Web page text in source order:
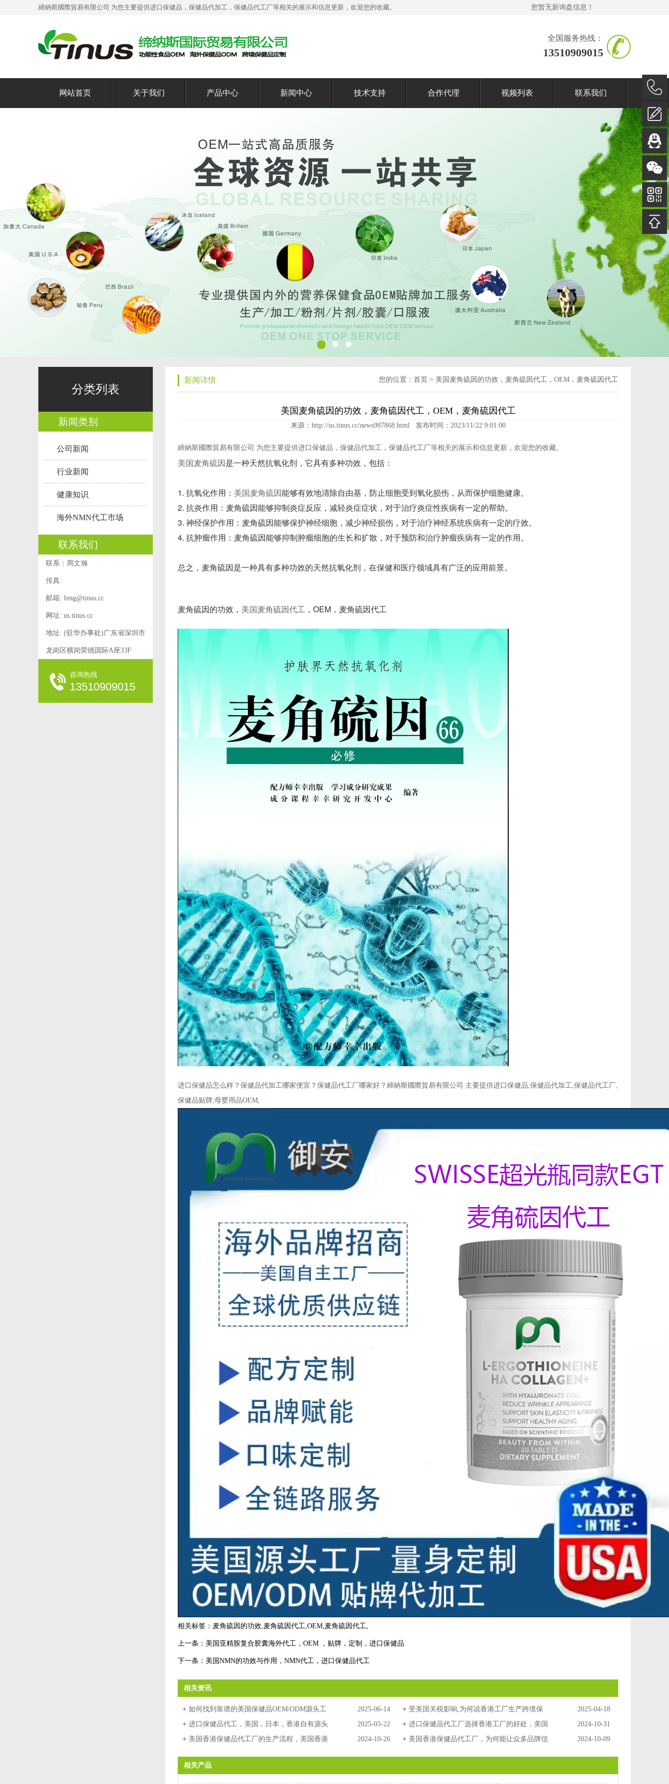
締納斯國際貿易有限公司 为您主要提供进口保健品 ，保健品代加工，保健品代工厂等相关的展示和信息更新，欢迎您的收藏。 您暂无新询盘信息！
全国服务热线：
13510909015
网站首页 关于我们 产品中心 新闻中心 技术支持 合作代理 视频列表 联系我们
分类列表
新闻类别
公司新闻
行业新闻
健康知识
海外NMN代工市场
联系我们
联系：周文瀚
传真:
邮箱: feng@tinus.cc
网址: us.tinus.cc
地址: (驻华办事处)广东省深圳市
龙岗区横岗荣德国际A座33F
咨询热线
13510909015
新闻详情 您的位置： 首页 > 美国麦角硫因的功效，麦角硫因代工，OEM，麦角硫因代工
美国麦角硫因的功效，麦角硫因代工，OEM，麦角硫因代工
来源：http://us.tinus.cc/news987868.html 发布时间：2023/11/22 9:01:00
締納斯國際貿易有限公司 为您主要提供进口保健品 ，保健品代加工，保健品代工厂等相关的展示和信息更新，欢迎您的收藏。
美国麦角硫因是一种天然抗氧化剂，它具有多种功效，包括：
1. 抗氧化作用： 美国麦角硫因能够有效地清除自由基，防止细胞受到氧化损伤，从而保护细胞健康。
2. 抗炎作用：麦角硫因能够抑制炎症反应，减轻炎症症状，对于治疗炎症性疾病有一定的帮助。
3. 神经保护作用：麦角硫因能够保护神经细胞，减少神经损伤，对于治疗神经系统疾病有一定的疗效。
4. 抗肿瘤作用：麦角硫因能够抑制肿瘤细胞的生长和扩散，对于预防和治疗肿瘤疾病有一定的作用。
总之，麦角硫因是一种具有多种功效的天然抗氧化剂，在保健和医疗领域具有广泛的应用前景。
​麦角硫因的功效， 美国麦角硫因代工 ，OEM，麦角硫因代工
进口保健品怎么样？保健品代加工哪家便宜？保健品代工厂哪家好？締納斯國際貿易有限公司 主要提供进口保健品,保健品代加工,保健品代工厂,
保健品贴牌,母婴用品OEM,
相关标签： 麦角硫因的功效,麦角硫因代工,OEM,麦角硫因代工,
上一条： 美国亚精胺复合胶囊海外代工，OEM ，贴牌，定制，进口保健品
下一条： 美国NMN的功效与作用，NMN代工，进口保健品代工
相关资讯
如何找到靠谱的美国保健品OEM/ODM源头工
厂？五大核心策略与实战案例
2025-06-14
受美国关税影响,为何说香港工厂生产跨境保
健品更有优势?香港保健品代工
2025-04-18
进口保健品代工，美国，日本，香港自有源头
工厂
2025-03-22
进口保健品代工厂选择香港工厂的好处，美国
香港保健品代工
2024-10-31
美国香港保健品代工厂的生产流程，美国香港
2024-10-26
美国香港保健品代工厂，为何能让众多品牌信
2024-10-09
相关产品